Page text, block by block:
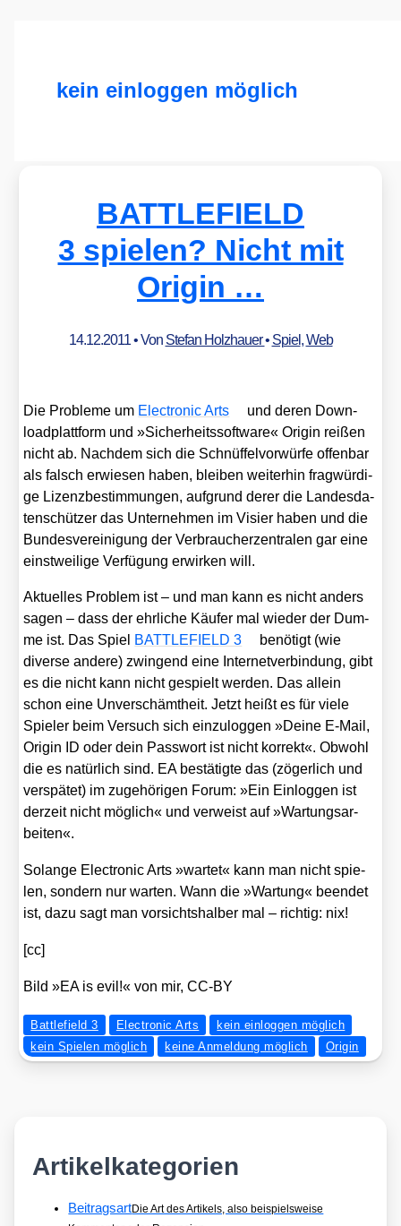
kein einloggen möglich
BATTLEFIELD
3 spielen? Nicht mit
Origin …
14.12.2011• Von Stefan Holzhauer• Spiel,Web
Die Pro­ble­me um Elec­tro­nic Arts
und deren Down­
load­platt­form und »Sicher­heits­soft­ware« Ori­gin rei­ßen
nicht ab. Nach­dem sich die Schnüf­fel­vor­wür­fe offen­bar
als falsch erwie­sen haben, blei­ben wei­ter­hin frag­wür­di­
ge Lizenz­be­stim­mun­gen, auf­grund derer die Lan­des­da­
ten­schüt­zer das Unter­neh­men im Visier haben und die
Bun­des­ver­ei­ni­gung der Ver­brau­cher­zen­tra­len gar eine
einst­wei­li­ge Ver­fü­gung erwir­ken will.
Aktu­el­les Pro­blem ist – und man kann es nicht anders
sagen – dass der ehr­li­che Käu­fer mal wie­der der Dum­
me ist. Das Spiel BATTLEFIELD 3
benö­tigt (wie
diver­se ande­re) zwin­gend eine Inter­net­ver­bin­dung, gibt
es die nicht kann nicht gespielt wer­den. Das allein
schon eine Unver­schämt­heit. Jetzt heißt es für vie­le
Spie­ler beim Ver­such sich ein­zu­log­gen »Dei­ne E‑Mail,
Ori­gin ID oder dein Pass­wort ist nicht kor­rekt«. Obwohl
die es natür­lich sind. EA bestä­tig­te das (zöger­lich und
ver­spä­tet) im zuge­hö­ri­gen Forum: »Ein Ein­log­gen ist
der­zeit nicht mög­lich« und ver­weist auf »War­tungs­ar­
bei­ten«.
Solan­ge Elec­tro­nic Arts »war­tet« kann man nicht spie­
len, son­dern nur war­ten. Wann die »War­tung« been­det
ist, dazu sagt man vor­sichts­hal­ber mal – rich­tig: nix!
[cc]
Bild »EA is evil!« von mir, CC-BY
Battlefield 3 Electronic Arts
kein einloggen möglich
kein Spielen möglich
keine Anmeldung möglich Origin
Artikelkategorien
BeitragsartDie Art des Artikels, also beispielsweise